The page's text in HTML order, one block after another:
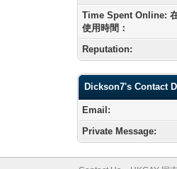
Time Spent Online:
使用時間：
Reputation:
Dickson7's Contact
Email:
Private Message: